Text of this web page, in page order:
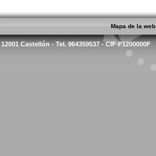
Mapa de la web
Castellón - Tel. 964359537 - CIF P1200000F